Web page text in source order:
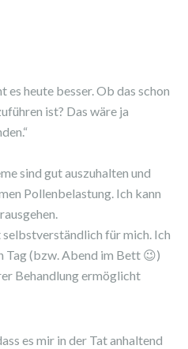
es heute besser. Ob das schon
ist? Das wäre ja
sind gut auszuhalten und
Pollenbelastung. Ich kann
für mich. Ich
Tag (bzw. Abend im Bett 😉)
Behandlung ermöglicht
es mir in der Tat anhaltend